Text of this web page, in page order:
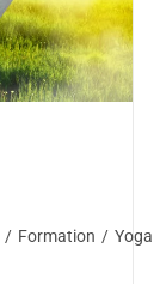
/ Formation / Yoga